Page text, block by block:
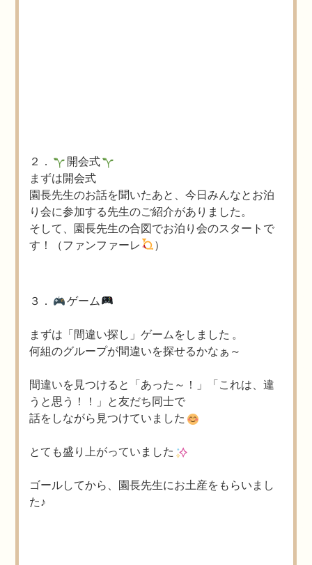
２．
開会式
まずは開会式
園長先生のお話を聞いたあと、今日みんなとお泊
り会に参加する先生のご紹介がありました。
そして、園長先生の合図でお泊り会のスタートで
す！（ファンファーレ
）
３． ゲーム
まずは「間違い探し」ゲームをしました 。
何組のグループが間違いを探せるかなぁ～
間違いを見つけると「あった～！」「これは、違
うと思う！！」と友だち同士で
話をしながら見つけていました
とても盛り上がっていました
ゴールしてから、園長先生にお土産をもらいまし
た♪